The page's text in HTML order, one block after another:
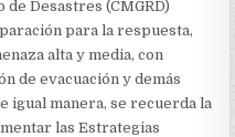
Desastres (CMGRD)
para la respuesta,
alta y media, con
de evacuación y demás
igual manera, se recuerda la
las Estrategias